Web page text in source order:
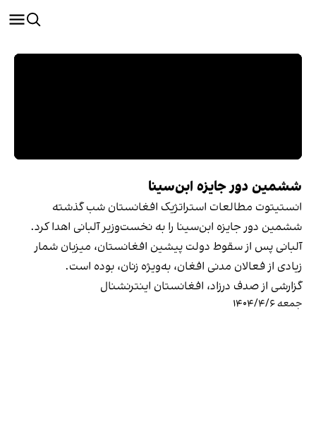
ششمین دور جایزه ابن‌سینا
انستیتوت مطالعات استراتژیک افغانستان شب گذشته
ششمین دور جایزه ابن‌سینا را به نخست‌وزیر آلبانی اهدا کرد.
آلبانی پس از سقوط دولت پیشین افغانستان، میزبان شمار
زیادی از فعالان مدنی افغان، به‌ویژه زنان، بوده است.
گزارشی از صدف درزاد، افغانستان اینترنشنال
جمعه ۱۴۰۴/۴/۶